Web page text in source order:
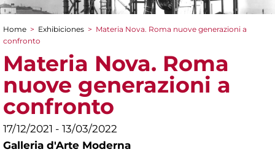
You are here
Home > Exhibiciones > Materia Nova. Roma nuove generazioni a
confronto
Materia Nova. Roma
nuove generazioni a
confronto
17/12/2021 - 13/03/2022
Galleria d'Arte Moderna